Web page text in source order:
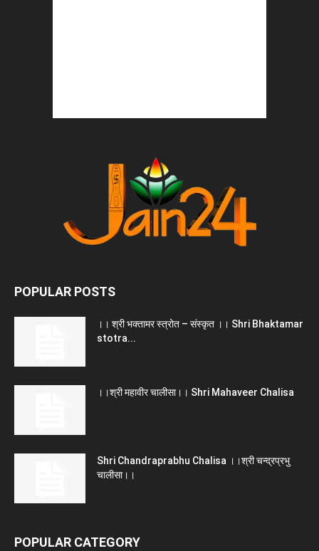
POPULAR POSTS
।। श्री भक्तामर स्त्रोत – संस्कृत ।। Shri Bhaktamar
stotra...
।।श्री महावीर चालीसा।। Shri Mahaveer Chalisa
Shri Chandraprabhu Chalisa ।।श्री चन्द्रप्रभु
चालीसा।।
POPULAR CATEGORY